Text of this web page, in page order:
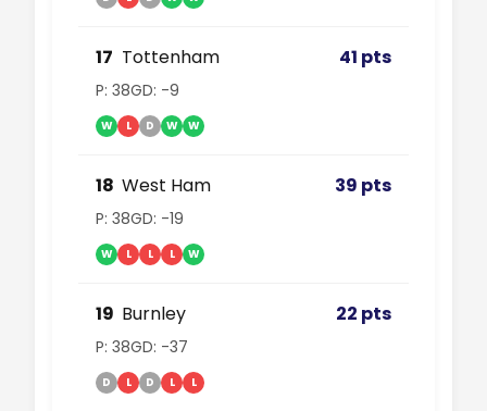
17 Tottenham 41 pts
P: 38GD: -9
W L D W W
18 West Ham 39 pts
P: 38GD: -19
W L L L W
19 Burnley 22 pts
P: 38GD: -37
D L D L L